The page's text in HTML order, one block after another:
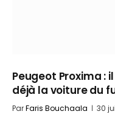
Peugeot Proxima :
déjà la voiture du
ParFaris Bouchaala 30